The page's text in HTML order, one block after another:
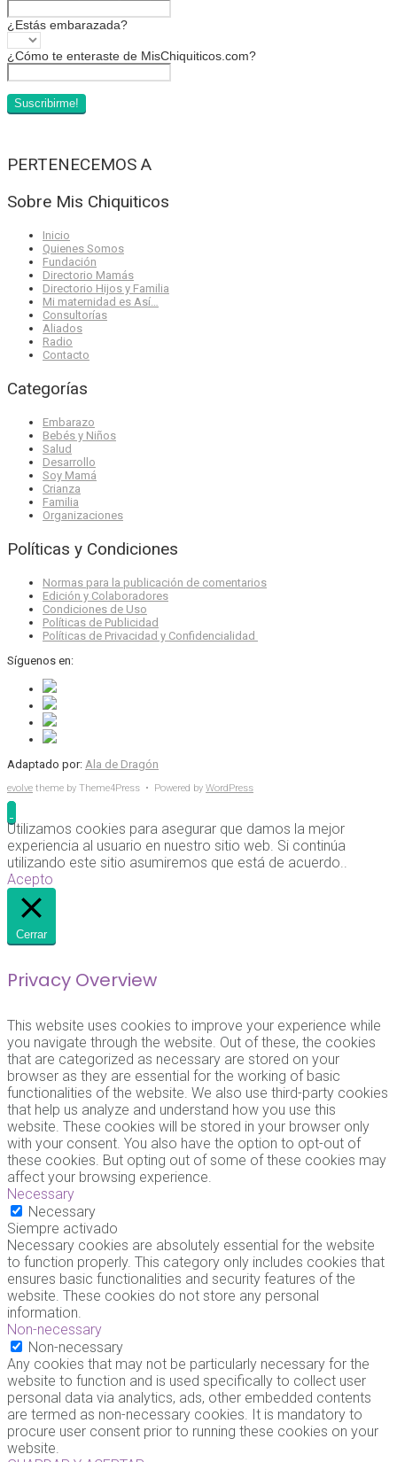
¿Estás embarazada?
¿Cómo te enteraste de MisChiquiticos.com?
PERTENECEMOS A
Sobre Mis Chiquiticos
Inicio
Quienes Somos
Fundación
Directorio Mamás
Directorio Hijos y Familia
Mi maternidad es Así…
Consultorías
Aliados
Radio
Contacto
Categorías
Embarazo
Bebés y Niños
Salud
Desarrollo
Soy Mamá
Crianza
Familia
Organizaciones
Políticas y Condiciones
Normas para la publicación de comentarios
Edición y Colaboradores
Condiciones de Uso
Políticas de Publicidad
Políticas de Privacidad y Confidencialidad
Síguenos en:
Adaptado por: Ala de Dragón
evolve theme by Theme4Press • Powered by WordPress
Utilizamos cookies para asegurar que damos la mejor
experiencia al usuario en nuestro sitio web. Si continúa
utilizando este sitio asumiremos que está de acuerdo..
Acepto
Cerrar
Privacy Overview
This website uses cookies to improve your experience while
you navigate through the website. Out of these, the cookies
that are categorized as necessary are stored on your
browser as they are essential for the working of basic
functionalities of the website. We also use third-party cookies
that help us analyze and understand how you use this
website. These cookies will be stored in your browser only
with your consent. You also have the option to opt-out of
these cookies. But opting out of some of these cookies may
affect your browsing experience.
Necessary
Necessary
Siempre activado
Necessary cookies are absolutely essential for the website
to function properly. This category only includes cookies that
ensures basic functionalities and security features of the
website. These cookies do not store any personal
information.
Non-necessary
Non-necessary
Any cookies that may not be particularly necessary for the
website to function and is used specifically to collect user
personal data via analytics, ads, other embedded contents
are termed as non-necessary cookies. It is mandatory to
procure user consent prior to running these cookies on your
website.